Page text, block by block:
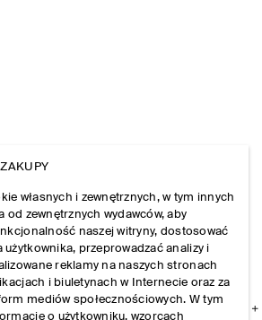
własnych i zewnętrznych, w tym innych
od zewnętrznych wydawców, aby
naszej witryny, dostosować
użytkownika, przeprowadzać analizy i
reklamy na naszych stronach
i biuletynach w Internecie oraz za
mediów społecznościowych. W tym
o użytkowniku, wzorcach